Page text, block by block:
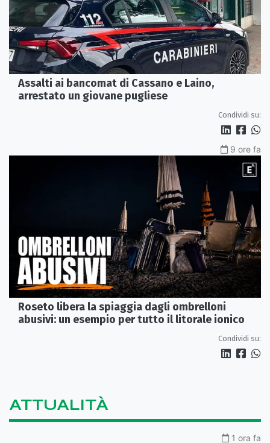
Assalti ai bancomat di Cassano e Laino,
arrestato un giovane pugliese
Condividi su:
9 ore fa
Roseto libera la spiaggia dagli ombrelloni
abusivi: un esempio per tutto il litorale ionico
Condividi su:
ATTUALITÀ
1 ora fa